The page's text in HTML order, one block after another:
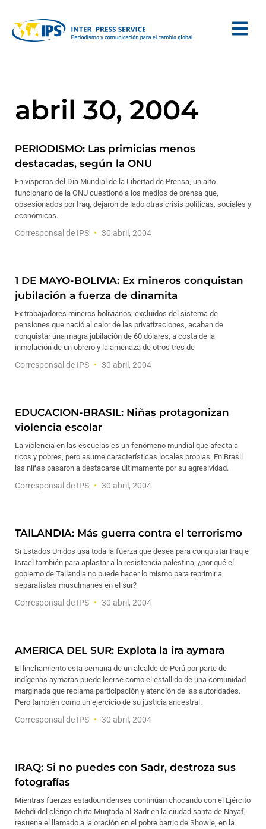
abril 30, 2004
PERIODISMO: Las primicias menos
destacadas, según la ONU
En vísperas del Día Mundial de la Libertad de Prensa, un alto
funcionario de la ONU cuestionó a los medios de prensa que,
obsesionados por Iraq, dejaron de lado otras crisis políticas, sociales y
económicas.
Corresponsal de IPS 30 abril, 2004
1 DE MAYO-BOLIVIA: Ex mineros conquistan
jubilación a fuerza de dinamita
Ex trabajadores mineros bolivianos, excluidos del sistema de
pensiones que nació al calor de las privatizaciones, acaban de
conquistar una magra jubilación de 60 dólares, a costa de la
inmolación de un obrero y la amenaza de otros tres de
Corresponsal de IPS 30 abril, 2004
EDUCACION-BRASIL: Niñas protagonizan
violencia escolar
La violencia en las escuelas es un fenómeno mundial que afecta a
ricos y pobres, pero asume características locales propias. En Brasil
las niñas pasaron a destacarse últimamente por su agresividad.
Corresponsal de IPS 30 abril, 2004
TAILANDIA: Más guerra contra el terrorismo
Si Estados Unidos usa toda la fuerza que desea para conquistar Iraq e
Israel también para aplastar a la resistencia palestina, ¿por qué el
gobierno de Tailandia no puede hacer lo mismo para reprimir a
separatistas musulmanes en el sur?
Corresponsal de IPS 30 abril, 2004
AMERICA DEL SUR: Explota la ira aymara
El linchamiento esta semana de un alcalde de Perú por parte de
indígenas aymaras puede leerse como el estallido de una comunidad
marginada que reclama participación y atención de las autoridades.
Pero también como un ejercicio de su justicia ancestral.
Corresponsal de IPS 30 abril, 2004
IRAQ: Si no puedes con Sadr, destroza sus
fotografías
Mientras fuerzas estadounidenses continúan chocando con el Ejército
Mehdi del clérigo chiita Muqtada al-Sadr en la ciudad santa de Nayaf,
resuena el llamado a la oración en el pobre barrio de Showle, en la